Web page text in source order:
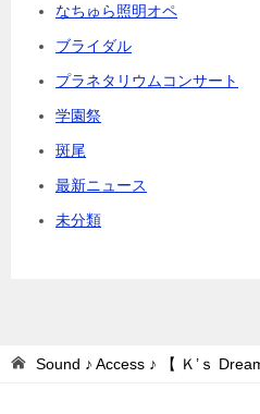
なちゅら照明オペ
ブライダル
プラネタリウムコンサート
学園祭
斑尾
最新ニュース
未分類
Sound ♪ Access ♪ 【 Ｋ’ｓ